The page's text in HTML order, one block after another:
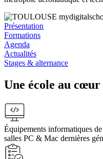
Présentation
Formations
Agenda
Actualités
Stages & alternance
Une école au cœur
Équipements informatiques
salles PC & Mac dernières